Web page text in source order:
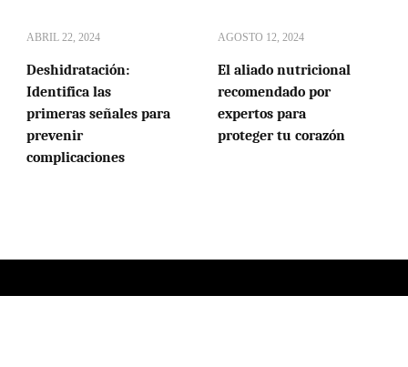
ABRIL 22, 2024
Deshidratación:
Identifica las
primeras señales para
prevenir
complicaciones
AGOSTO 12, 2024
El aliado nutricional
recomendado por
expertos para
proteger tu corazón